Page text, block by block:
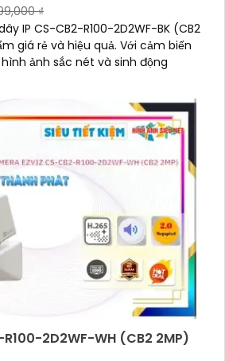
₫
IP CS-CB2-R100-2D2WF-BK (CB2
và hiệu quả. Với cảm biến
ảnh sắc nét và sinh động
R100-2D2WF-WH (CB2 2MP)